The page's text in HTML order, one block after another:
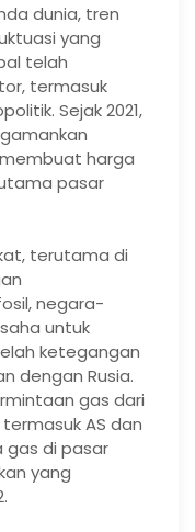
dunia, tren
yang
telah
termasuk
Sejak 2021,
harga
pasar
terutama di
negara-
untuk
ketegangan
dengan Rusia.
gas dari
AS dan
gas di pasar
yang